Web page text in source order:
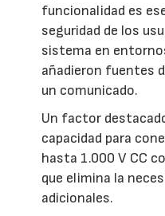
funcionalidad es
seguridad de los
sistema en
añadieron fuentes
un comunicado.
Un factor
capacidad para
hasta 1.000 V CC
que elimina la
adicionales.